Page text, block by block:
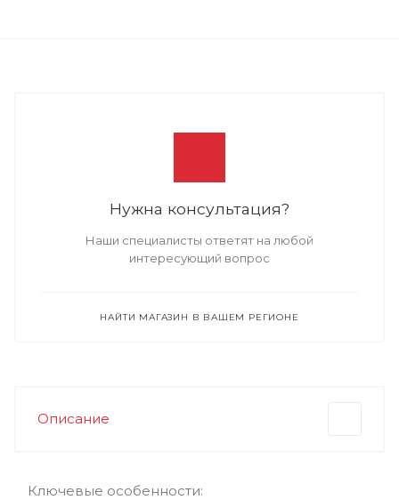
Нужна консультация?
Наши специалисты ответят на любой
интересующий вопрос
НАЙТИ МАГАЗИН В ВАШЕМ РЕГИОНЕ
Описание
Ключевые особенности: